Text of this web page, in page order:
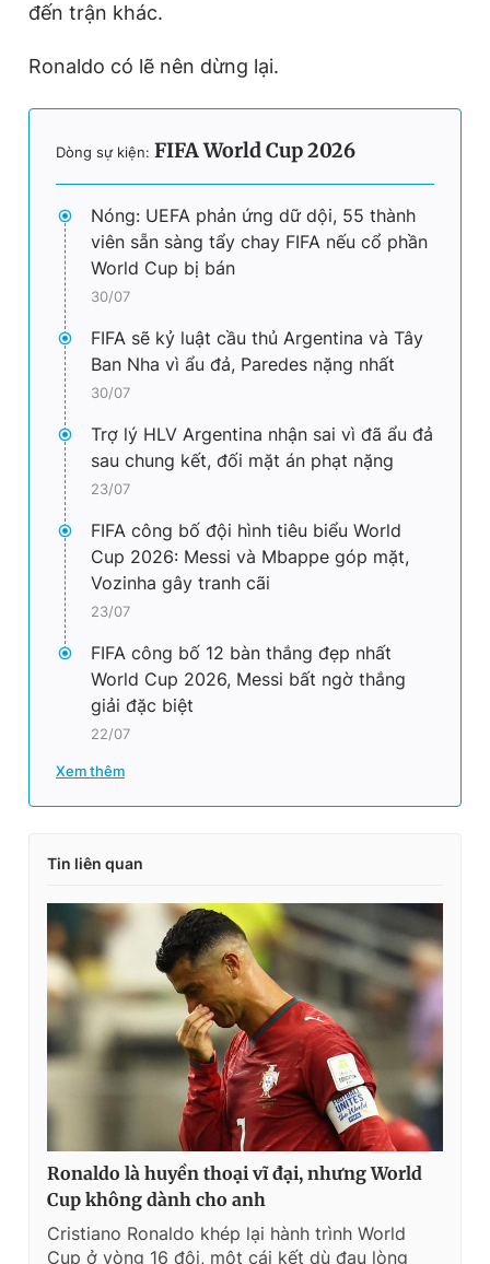
đến trận khác.
Ronaldo có lẽ nên dừng lại.
Dòng sự kiện: FIFA World Cup 2026
Nóng: UEFA phản ứng dữ dội, 55 thành
viên sẵn sàng tẩy chay FIFA nếu cổ phần
World Cup bị bán
30/07
FIFA sẽ kỷ luật cầu thủ Argentina và Tây
Ban Nha vì ẩu đả, Paredes nặng nhất
30/07
Trợ lý HLV Argentina nhận sai vì đã ẩu đả
sau chung kết, đối mặt án phạt nặng
23/07
FIFA công bố đội hình tiêu biểu World
Cup 2026: Messi và Mbappe góp mặt,
Vozinha gây tranh cãi
23/07
FIFA công bố 12 bàn thắng đẹp nhất
World Cup 2026, Messi bất ngờ thắng
giải đặc biệt
22/07
Xem thêm
Tin liên quan
Ronaldo là huyền thoại vĩ đại, nhưng World
Cup không dành cho anh
Cristiano Ronaldo khép lại hành trình World
Cup ở vòng 16 đội, một cái kết dù đau lòng